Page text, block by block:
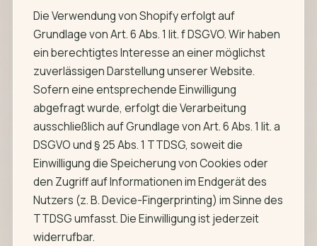
Die Verwendung von Shopify erfolgt auf
Grundlage von Art. 6 Abs. 1 lit. f DSGVO. Wir haben
ein berechtigtes Interesse an einer möglichst
zuverlässigen Darstellung unserer Website.
Sofern eine entsprechende Einwilligung
abgefragt wurde, erfolgt die Verarbeitung
ausschließlich auf Grundlage von Art. 6 Abs. 1 lit. a
DSGVO und § 25 Abs. 1 TTDSG, soweit die
Einwilligung die Speicherung von Cookies oder
den Zugriff auf Informationen im Endgerät des
Nutzers (z. B. Device-Fingerprinting) im Sinne des
TTDSG umfasst. Die Einwilligung ist jederzeit
widerrufbar.